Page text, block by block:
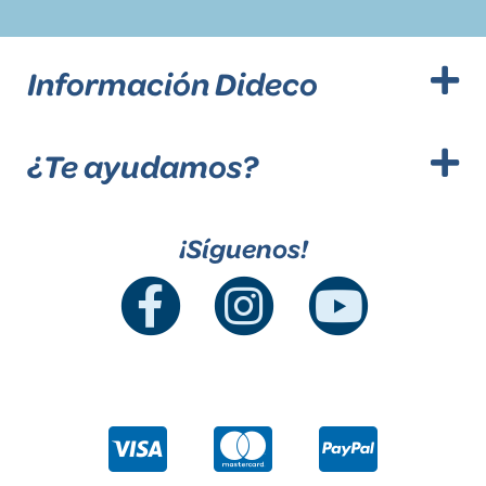
Información Dideco
¿Te ayudamos?
¡Síguenos!